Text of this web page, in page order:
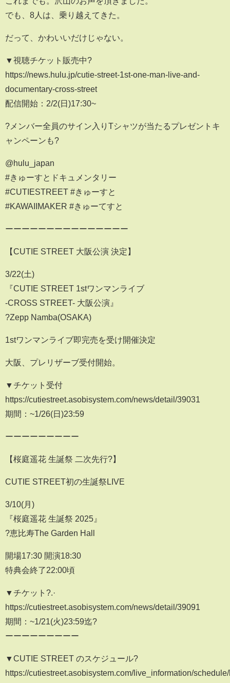
でも、8人は、乗り越えてきた。
だって、かわいいだけじゃない。
▼視聴チケット販売中?
https://news.hulu.jp/cutie-street-1st-one-man-live-and-
documentary-cross-street
配信開始：2/2(日)17:30~
?メンバー全員のサイン入りTシャツが当たるプレゼントキ
ャンペーンも?
@hulu_japan
#きゅーすとドキュメンタリー
#CUTIESTREET #きゅーすと
#KAWAIIMAKER #きゅーてすと
ーーーーーーーーーーーーーーー
【CUTIE STREET 大阪公演 決定】
3/22(土)
『CUTIE STREET 1stワンマンライブ
-CROSS STREET- 大阪公演』
?Zepp Namba(OSAKA)
1stワンマンライブ即完売を受け開催決定
大阪、プレリザーブ受付開始。
▼チケット受付
https://cutiestreet.asobisystem.com/news/detail/39031
期間：~1/26(日)23:59
ーーーーーーーーー
【桜庭遥花 生誕祭 二次先行?】
CUTIE STREET初の生誕祭LIVE
3/10(月)
『桜庭遥花 生誕祭 2025』
?恵比寿The Garden Hall
開場17:30 開演18:30
特典会終了22:00頃
▼チケット?.·
https://cutiestreet.asobisystem.com/news/detail/39091
期間：~1/21(火)23:59迄?
ーーーーーーーーー
▼CUTIE STREET のスケジュール?
https://cutiestreet.asobisystem.com/live_information/